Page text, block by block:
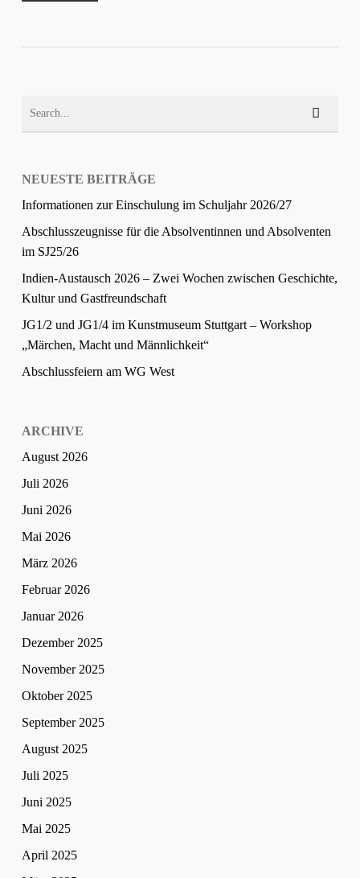
NEUESTE BEITRÄGE
Informationen zur Einschulung im Schuljahr 2026/27
Abschlusszeugnisse für die Absolventinnen und Absolventen
im SJ25/26
Indien-Austausch 2026 – Zwei Wochen zwischen Geschichte,
Kultur und Gastfreundschaft
JG1/2 und JG1/4 im Kunstmuseum Stuttgart – Workshop
„Märchen, Macht und Männlichkeit“
Abschlussfeiern am WG West
ARCHIVE
August 2026
Juli 2026
Juni 2026
Mai 2026
März 2026
Februar 2026
Januar 2026
Dezember 2025
November 2025
Oktober 2025
September 2025
August 2025
Juli 2025
Juni 2025
Mai 2025
April 2025